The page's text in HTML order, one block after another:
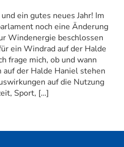
ein gutes neues Jahr! Im
noch eine Änderung
Windenergie beschlossen
ein Windrad auf der Halde
frage mich, ob und wann
der Halde Haniel stehen
auf die Nutzung
Sport, […]